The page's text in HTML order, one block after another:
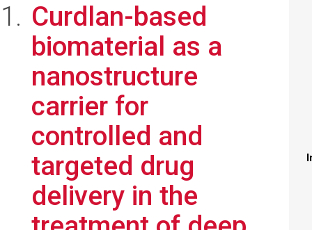
Curdlan-based
biomaterial as a
nanostructure
carrier for
controlled and
targeted drug
delivery in the